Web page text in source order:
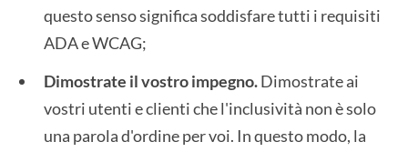
questo senso significa soddisfare tutti i requisiti
ADA e WCAG;
Dimostrate il vostro impegno.Dimostrate ai
vostri utenti e clienti che l'inclusività non è solo
una parola d'ordine per voi. In questo modo, la